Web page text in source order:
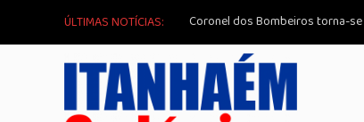
ÚLTIMAS NOTÍCIAS: Coronel dos Bombeiros torna-